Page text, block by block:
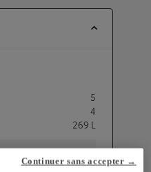
5
4
269 L
Continuer sans accepter →